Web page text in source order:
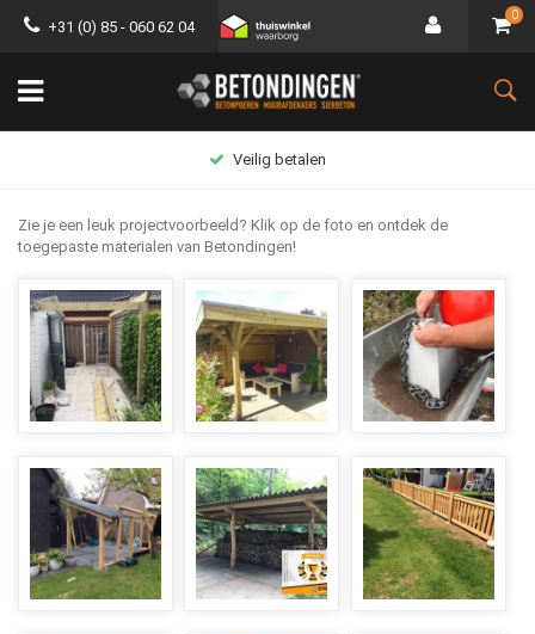
+31 (0) 85 - 060 62 04
0
Groot assortiment
Zie je een leuk projectvoorbeeld? Klik op de foto en ontdek de
toegepaste materialen van Betondingen!